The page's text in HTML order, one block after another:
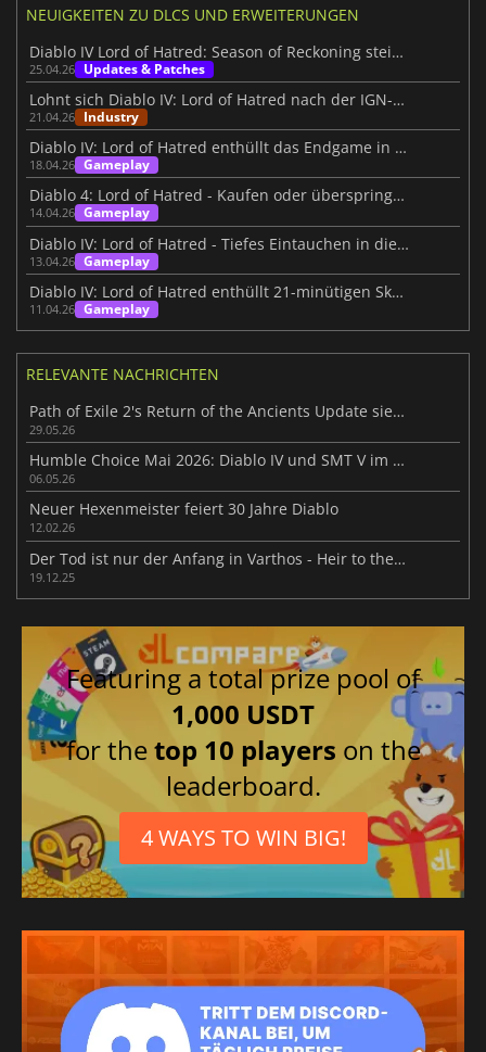
NEUIGKEITEN ZU DLCS UND ERWEITERUNGEN
Diablo IV Lord of Hatred: Season of Reckoning steigert das Erlebnis
25.04.26 Updates & Patches
Lohnt sich Diablo IV: Lord of Hatred nach der IGN-Kritik?
21.04.26 Industry
Diablo IV: Lord of Hatred enthüllt das Endgame in einem neuen Video
18.04.26 Gameplay
Diablo 4: Lord of Hatred - Kaufen oder überspringen?
14.04.26 Gameplay
Diablo IV: Lord of Hatred - Tiefes Eintauchen in die innere Geschichte
13.04.26 Gameplay
Diablo IV: Lord of Hatred enthüllt 21-minütigen Skovos-Gameplay-Tiefgang
11.04.26 Gameplay
RELEVANTE NACHRICHTEN
Path of Exile 2's Return of the Ancients Update sieht gewaltig aus
29.05.26
Humble Choice Mai 2026: Diablo IV und SMT V im Fokus
06.05.26
Neuer Hexenmeister feiert 30 Jahre Diablo
12.02.26
Der Tod ist nur der Anfang in Varthos - Heir to the Throne
19.12.25
Featuring a total prize pool of
1,000 USDT
for thetop 10 players on the
leaderboard.
4 WAYS TO WIN BIG!